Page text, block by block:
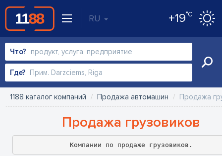
RU +19°C
Что?
Где?
1188 каталог компаний Продажа автомашин Продажа
Продажа грузовиков
Компании по продаже грузовиков.